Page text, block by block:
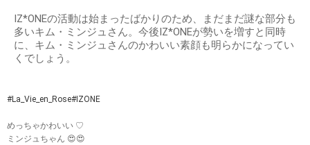
IZ*ONEの活動は始まったばかりのため、まだまだ謎な部分も
多いキム・ミンジュさん。今後IZ*ONEが勢いを増すと同時
に、キム・ミンジュさんのかわいい素顔も明らかになってい
くでしょう。
#La_Vie_en_Rose#IZONE
めっちゃかわいい ♡
ミンジュちゃん 😍😍